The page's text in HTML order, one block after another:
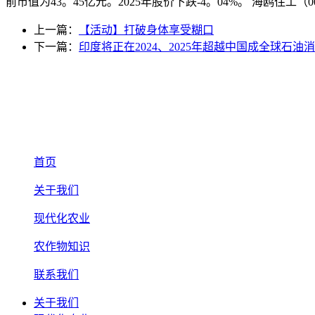
上一篇：
【活动】打破身体享受糊口
下一篇： 印度将正在2024、2025年超越中国成全球石油
首页
关于我们
现代化农业
农作物知识
联系我们
关于我们